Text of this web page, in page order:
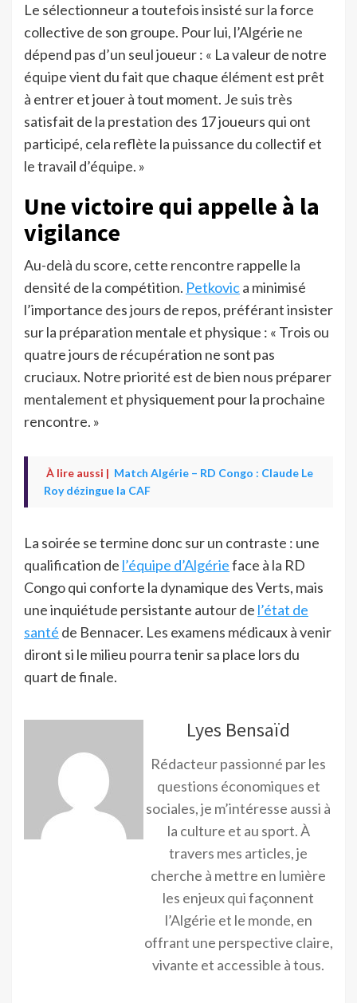
Le sélectionneur a toutefois insisté sur la force
collective de son groupe. Pour lui, l’Algérie ne
dépend pas d’un seul joueur : « La valeur de notre
équipe vient du fait que chaque élément est prêt
à entrer et jouer à tout moment. Je suis très
satisfait de la prestation des 17 joueurs qui ont
participé, cela reflète la puissance du collectif et
le travail d’équipe. »
Une victoire qui appelle à la
vigilance
Au-delà du score, cette rencontre rappelle la
densité de la compétition. Petkovica minimisé
l’importance des jours de repos, préférant insister
sur la préparation mentale et physique : « Trois ou
quatre jours de récupération ne sont pas
cruciaux. Notre priorité est de bien nous préparer
mentalement et physiquement pour la prochaine
rencontre. »
À lire aussi | Match Algérie – RD Congo : Claude Le
Roy dézingue la CAF
La soirée se termine donc sur un contraste : une
qualification de l’équipe d’Algérieface à la RD
Congo qui conforte la dynamique des Verts, mais
une inquiétude persistante autour de l’état de
santé de Bennacer. Les examens médicaux à venir
diront si le milieu pourra tenir sa place lors du
quart de finale.
Lyes Bensaïd
Rédacteur passionné par les
questions économiques et
sociales, je m’intéresse aussi à
la culture et au sport. À
travers mes articles, je
cherche à mettre en lumière
les enjeux qui façonnent
l’Algérie et le monde, en
offrant une perspective claire,
vivante et accessible à tous.